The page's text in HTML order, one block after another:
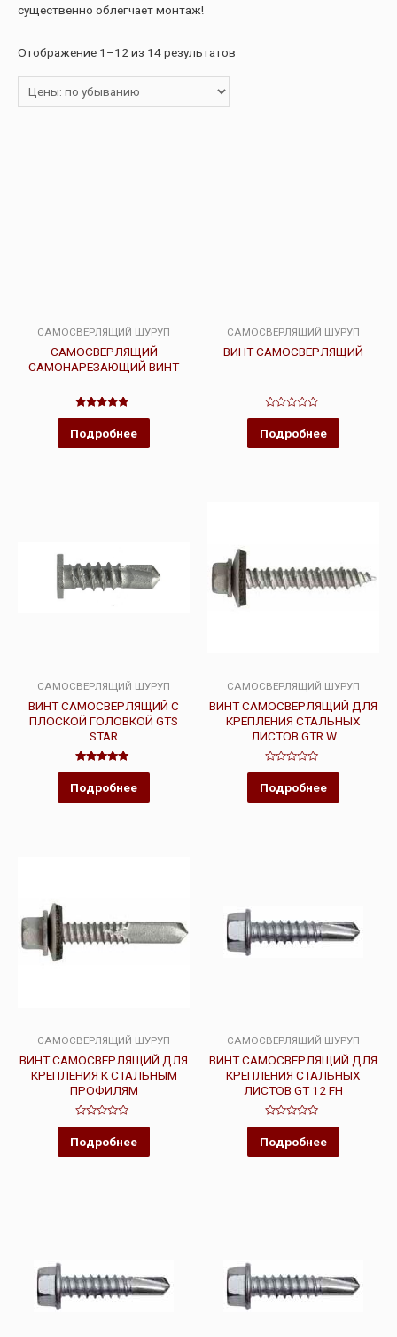
существенно облегчает монтаж!
Отображение 1–12 из 14 результатов
САМОСВЕРЛЯЩИЙ ШУРУП
САМОСВЕРЛЯЩИЙ
САМОНАРЕЗАЮЩИЙ ВИНТ
Оценка
из 5
Подробнее
САМОСВЕРЛЯЩИЙ ШУРУП
ВИНТ САМОСВЕРЛЯЩИЙ
Оценка
из
Подробнее
САМОСВЕРЛЯЩИЙ ШУРУП
ВИНТ САМОСВЕРЛЯЩИЙ С
ПЛОСКОЙ ГОЛОВКОЙ GTS
STAR
Оценка
из 5
Подробнее
САМОСВЕРЛЯЩИЙ ШУРУП
ВИНТ САМОСВЕРЛЯЩИЙ ДЛЯ
КРЕПЛЕНИЯ СТАЛЬНЫХ
ЛИСТОВ GTR W
Оценка
из
Подробнее
САМОСВЕРЛЯЩИЙ ШУРУП
ВИНТ САМОСВЕРЛЯЩИЙ ДЛЯ
КРЕПЛЕНИЯ К СТАЛЬНЫМ
ПРОФИЛЯМ
Оценка
из
Подробнее
САМОСВЕРЛЯЩИЙ ШУРУП
ВИНТ САМОСВЕРЛЯЩИЙ ДЛЯ
КРЕПЛЕНИЯ СТАЛЬНЫХ
ЛИСТОВ GT 12 FH
Оценка
из
Подробнее